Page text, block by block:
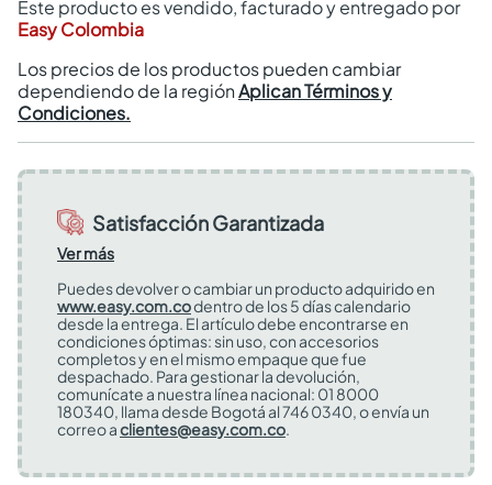
Este producto es vendido, facturado y entregado por
Easy Colombia
Los precios de los productos pueden cambiar
dependiendo de la regiónAplican Términos y
Condiciones.
Satisfacción Garantizada
Ver más
Puedes devolver o cambiar un producto adquirido en
www.easy.com.codentro de los 5 días calendario
desde la entrega. El artículo debe encontrarse en
condiciones óptimas: sin uso, con accesorios
completos y en el mismo empaque que fue
despachado. Para gestionar la devolución,
comunícate a nuestra línea nacional: 01 8000
180340, llama desde Bogotá al 746 0340, o envía un
correo aclientes@easy.com.co.